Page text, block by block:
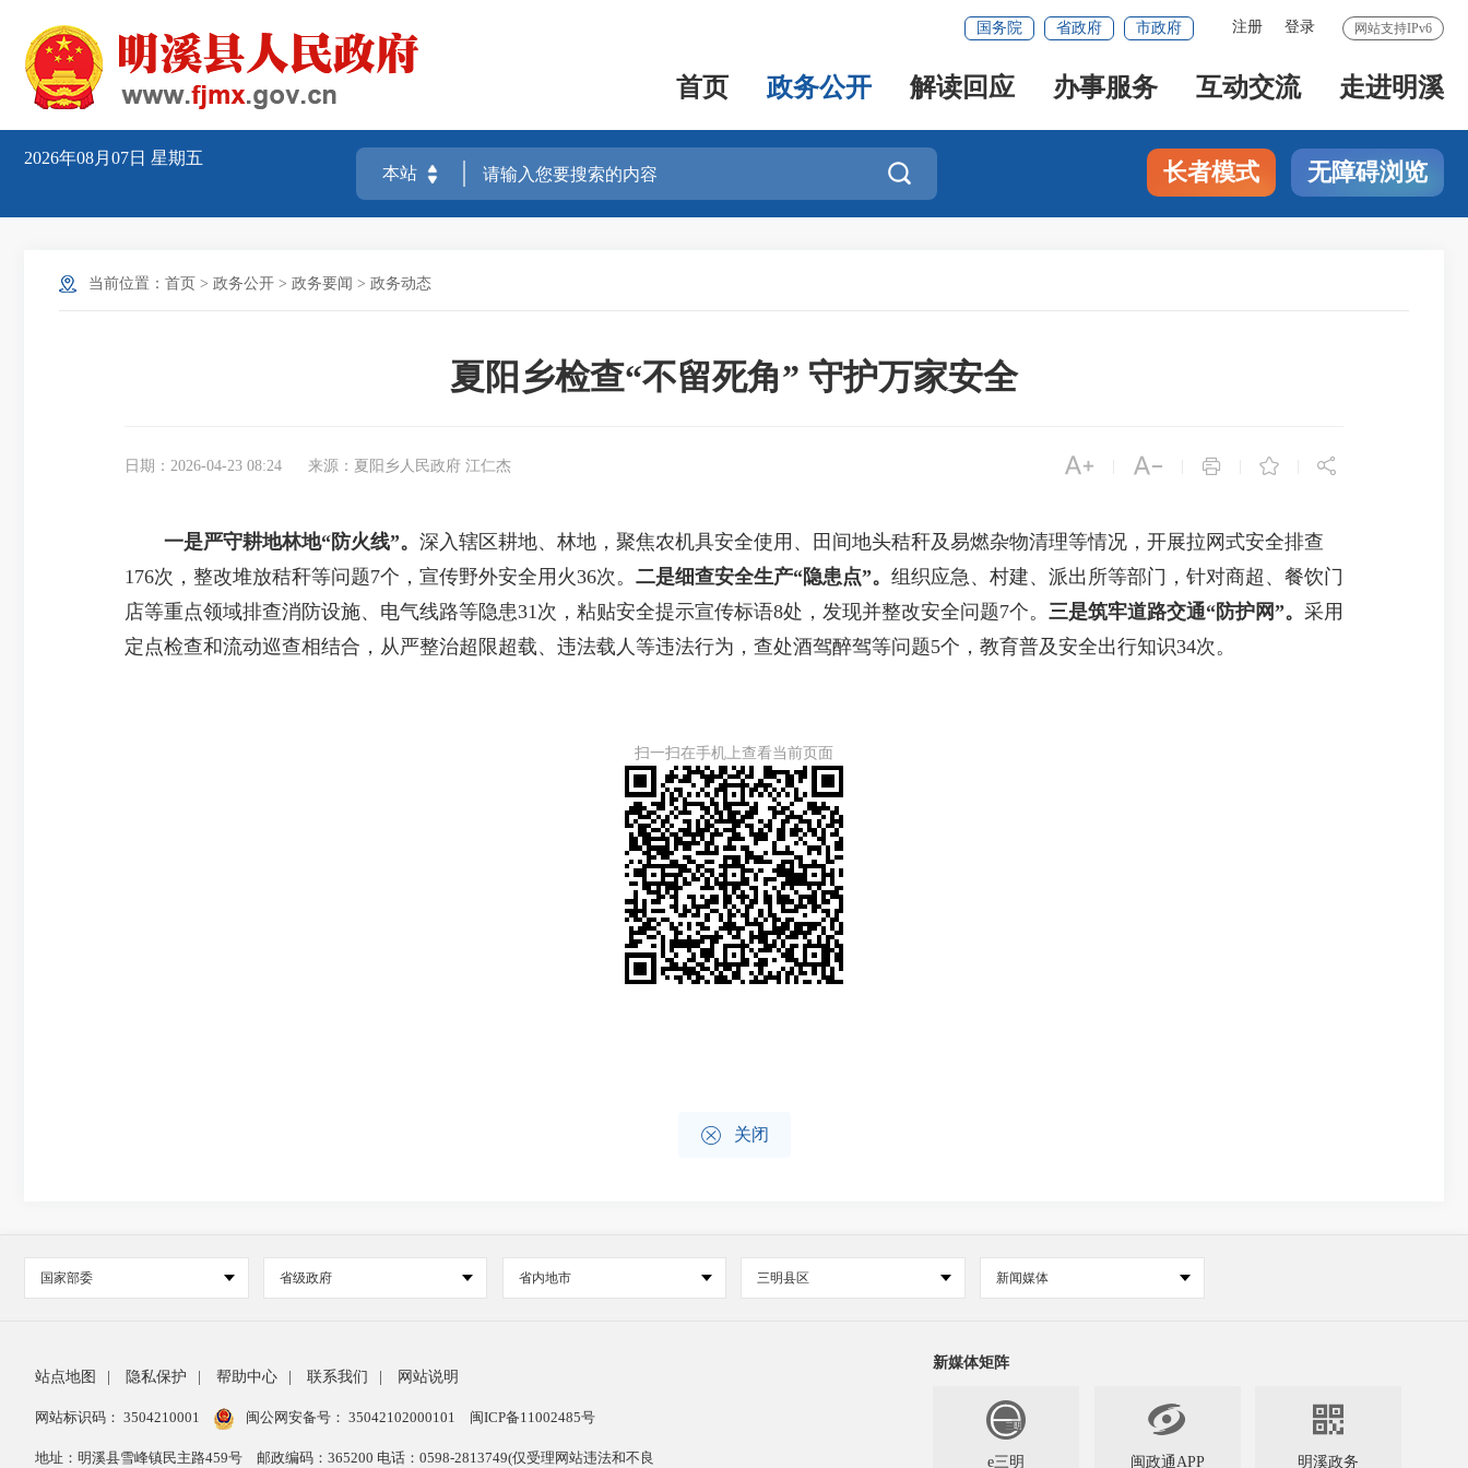
网站支持IPv6
注册 登录
国务院 省政府 市政府
首页 政务公开 解读回应 办事服务 互动交流 走进明溪
2026年08月07日 星期五
 长者模式 无障碍浏览
当前位置： 首页 > 政务公开 > 政务要闻 > 政务动态
夏阳乡检查“不留死角” 守护万家安全
日期：2026-04-23 08:24 来源：夏阳乡人民政府 江仁杰     
一是严守耕地林地“防火线”。 深入辖区耕地、林地，聚焦农机具安全使用、田间地头秸秆及易燃杂物清理等情况，开展拉网式安全排查
176次，整改堆放秸秆等问题7个，宣传野外安全用火36次。 二是细查安全生产“隐患点”。 组织应急、村建、派出所等部门，针对商超、餐饮门
店等重点领域排查消防设施、电气线路等隐患31次，粘贴安全提示宣传标语8处，发现并整改安全问题7个。 三是筑牢道路交通“防护网”。 采用
定点检查和流动巡查相结合，从严整治超限超载、违法载人等违法行为，查处酒驾醉驾等问题5个，教育普及安全出行知识34次。
扫一扫在手机上查看当前页面
 关闭
国家部委 省级政府 省内地市 三明县区 新闻媒体
站点地图 隐私保护 帮助中心 联系我们 网站说明
网站标识码： 3504210001 闽公网安备号： 35042102000101 闽ICP备11002485号
地址：明溪县雪峰镇民主路459号 邮政编码：365200 电话：0598-2813749(仅受理网站违法和不良
新媒体矩阵
e三明

闽政通APP

明溪政务